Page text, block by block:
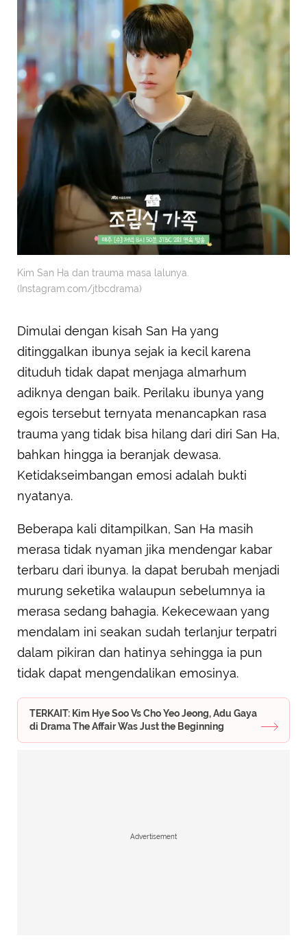
Kim San Ha dan trauma masa lalunya.
(Instagram.com/jtbcdrama)
Dimulai dengan kisah San Ha yang
ditinggalkan ibunya sejak ia kecil karena
dituduh tidak dapat menjaga almarhum
adiknya dengan baik. Perilaku ibunya yang
egois tersebut ternyata menancapkan rasa
trauma yang tidak bisa hilang dari diri San Ha,
bahkan hingga ia beranjak dewasa.
Ketidakseimbangan emosi adalah bukti
nyatanya.
Beberapa kali ditampilkan, San Ha masih
merasa tidak nyaman jika mendengar kabar
terbaru dari ibunya. Ia dapat berubah menjadi
murung seketika walaupun sebelumnya ia
merasa sedang bahagia. Kekecewaan yang
mendalam ini seakan sudah terlanjur terpatri
dalam pikiran dan hatinya sehingga ia pun
tidak dapat mengendalikan emosinya.
TERKAIT: Kim Hye Soo Vs Cho Yeo Jeong, Adu Gaya
di Drama The Affair Was Just the Beginning
Advertisement